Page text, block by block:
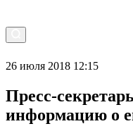
26 июля 2018 12:15
информацию о